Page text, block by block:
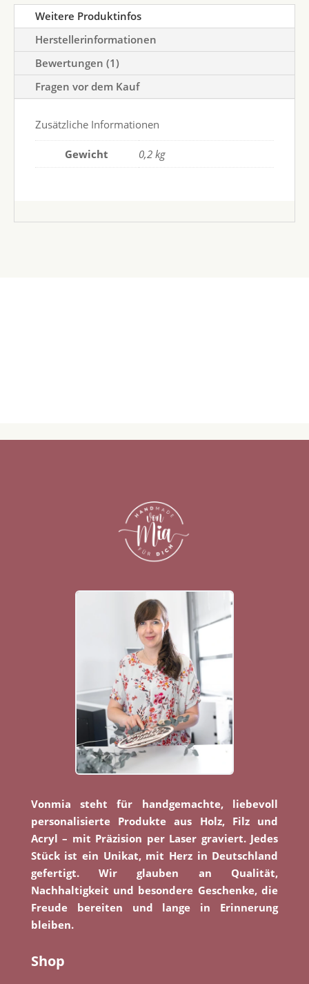
Weitere Produktinfos
Herstellerinformationen
Bewertungen (1)
Fragen vor dem Kauf
Zusätzliche Informationen
Gewicht 0,2 kg
Vonmia steht für handgemachte, liebevoll
personalisierte Produkte aus Holz, Filz und
Acryl – mit Präzision per Laser graviert. Jedes
Stück ist ein Unikat, mit Herz in Deutschland
gefertigt. Wir glauben an Qualität,
Nachhaltigkeit und besondere Geschenke, die
Freude bereiten und lange in Erinnerung
bleiben.
Shop